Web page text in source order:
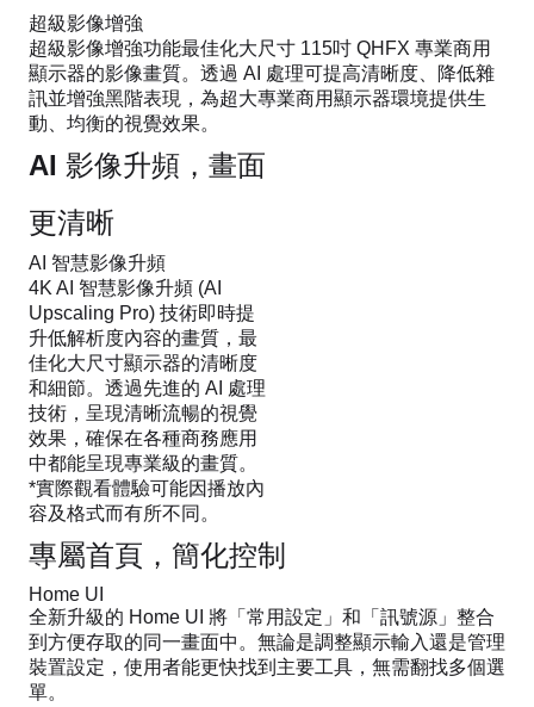
超級影像增強
超級影像增強功能最佳化大尺寸 115吋 QHFX 專業商用
顯示器的影像畫質。透過 AI 處理可提高清晰度、降低雜
訊並增強黑階表現，為超大專業商用顯示器環境提供生
動、均衡的視覺效果。
AI 影像升頻，畫面
更清晰
AI 智慧影像升頻
4K AI 智慧影像升頻 (AI
Upscaling Pro) 技術即時提
升低解析度內容的畫質，最
佳化大尺寸顯示器的清晰度
和細節。透過先進的 AI 處理
技術，呈現清晰流暢的視覺
效果，確保在各種商務應用
中都能呈現專業級的畫質。
*實際觀看體驗可能因播放內
容及格式而有所不同。
專屬首頁，簡化控制
Home UI
全新升級的 Home UI 將「常用設定」和「訊號源」整合
到方便存取的同一畫面中。無論是調整顯示輸入還是管理
裝置設定，使用者能更快找到主要工具，無需翻找多個選
單。